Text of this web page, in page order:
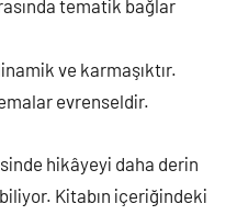
tematik bağlar
ve karmaşıktır.
evrenseldir.
hikâyeyi daha derin
Kitabın içeriğindeki